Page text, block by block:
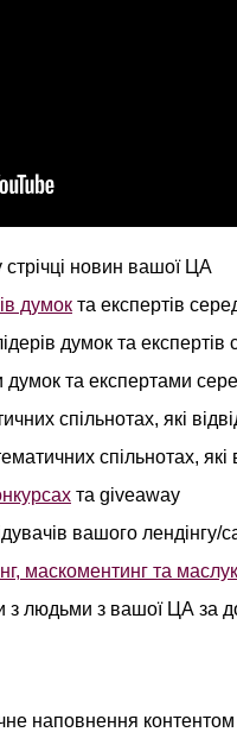
новин вашої ЦА
думок та експертів
думок та
думок та експертами
спільнотах, які
спільнотах,
та giveaway
вашого лендінгу/
маскоментинг та
з людьми з вашої ЦА за
наповнення контентом